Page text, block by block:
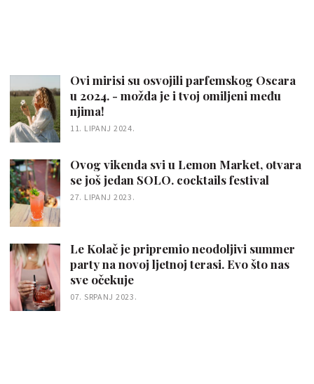
Ovi mirisi su osvojili parfemskog Oscara
u 2024. - možda je i tvoj omiljeni među
njima!
11. LIPANJ 2024.
Ovog vikenda svi u Lemon Market, otvara
se još jedan SOLO. cocktails festival
27. LIPANJ 2023.
Le Kolač je pripremio neodoljivi summer
party na novoj ljetnoj terasi. Evo što nas
sve očekuje
07. SRPANJ 2023.